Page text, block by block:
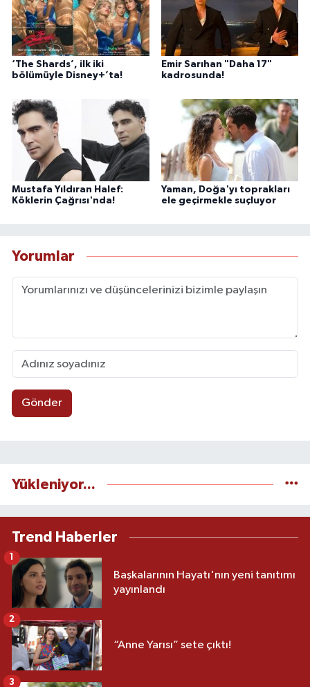
‘The Shards’, ilk iki
bölümüyle Disney+’ta!
Emir Sarıhan "Daha 17"
kadrosunda!
Mustafa Yıldıran Halef:
Köklerin Çağrısı'nda!
Yaman, Doğa'yı toprakları
ele geçirmekle suçluyor
Yorumlar
Gönder
Yükleniyor...
Trend Haberler
Başkalarının Hayatı'nın yeni tanıtımı
yayınlandı
1
“Anne Yarısı” sete çıktı!
2
3